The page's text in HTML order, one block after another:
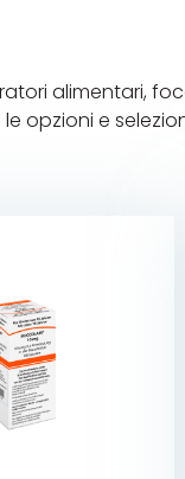
alimentari,
opzioni e